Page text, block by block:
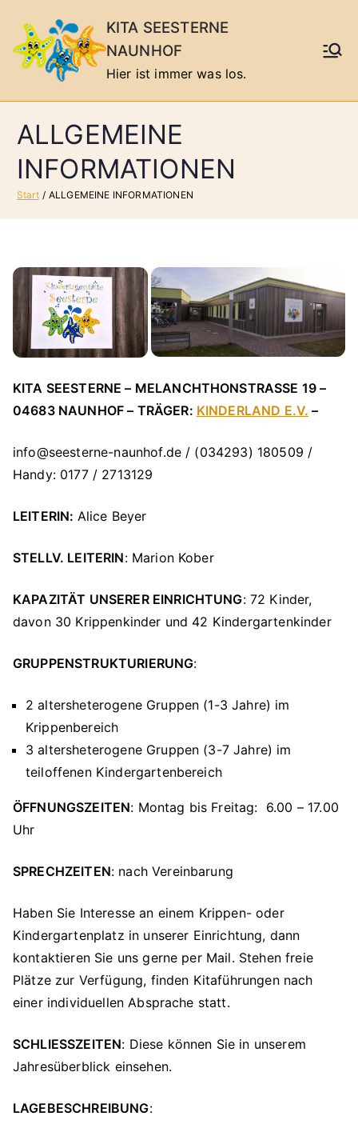
Inhalt
springen
KITA SEESTERNE
NAUNHOF
Hier ist immer was los.
ALLGEMEINE
INFORMATIONEN
Start ALLGEMEINE INFORMATIONEN
KITA SEESTERNE – MELANCHTHONSTRASSE 19 –
04683 NAUNHOF – TRÄGER: KINDERLAND E.V. –
info@seesterne-naunhof.de / (034293) 180509 /
Handy: 0177 / 2713129
LEITERIN: Alice Beyer
STELLV. LEITERIN: Marion Kober
KAPAZITÄT UNSERER EINRICHTUNG: 72 Kinder,
davon 30 Krippenkinder und 42 Kindergartenkinder
GRUPPENSTRUKTURIERUNG:
2 altersheterogene Gruppen (1-3 Jahre) im
Krippenbereich
3 altersheterogene Gruppen (3-7 Jahre) im
teiloffenen Kindergartenbereich
ÖFFNUNGSZEITEN: Montag bis Freitag: 6.00 – 17.00
Uhr
SPRECHZEITEN: nach Vereinbarung
Haben Sie Interesse an einem Krippen- oder
Kindergartenplatz in unserer Einrichtung, dann
kontaktieren Sie uns gerne per Mail. Stehen freie
Plätze zur Verfügung, finden Kitaführungen nach
einer individuellen Absprache statt.
SCHLIESSZEITEN: Diese können Sie in unserem
Jahresüberblick einsehen.
LAGEBESCHREIBUNG: